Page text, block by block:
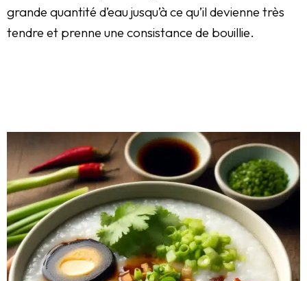
grande quantité d’eau jusqu’à ce qu’il devienne très
tendre et prenne une consistance de bouillie.